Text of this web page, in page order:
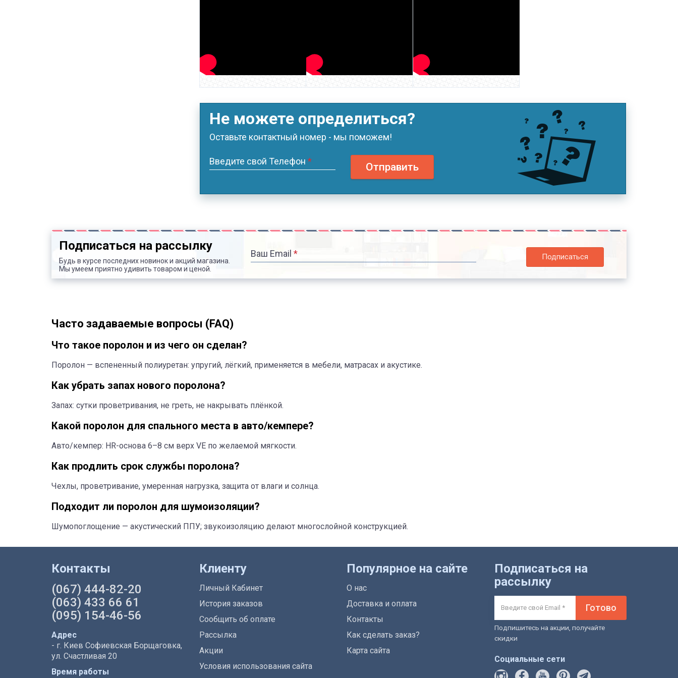
Не можете определиться?
Оставьте контактный номер - мы поможем!
Введите свой Телефон * Отправить
Подписаться на рассылку
Будь в курсе последних новинок и акций магазина.
Мы умеем приятно удивить товаром и ценой.
Ваш Email * Подписаться
Часто задаваемые вопросы (FAQ)
Что такое поролон и из чего он сделан?
Поролон — вспененный полиуретан: упругий, лёгкий, применяется в мебели, матрасах и акустике.
Как убрать запах нового поролона?
Запах: сутки проветривания, не греть, не накрывать плёнкой.
Какой поролон для спального места в авто/кемпере?
Авто/кемпер: HR-основа 6–8 см верх VE по желаемой мягкости.
Как продлить срок службы поролона?
Чехлы, проветривание, умеренная нагрузка, защита от влаги и солнца.
Подходит ли поролон для шумоизоляции?
Шумопоглощение — акустический ППУ; звукоизоляцию делают многослойной конструкцией.
Контакты
(067) 444-82-20
(063) 433 66 61
(095) 154-46-56
Адрес
- г. Киев Софиевская Борщаговка,
ул. Счастливая 20
Время работы
Клиенту
Личный Кабинет
История заказов
Сообщить об оплате
Рассылка
Акции
Условия использования сайта
Популярное на сайте
О нас
Доставка и оплата
Контакты
Как сделать заказ?
Карта сайта
Подписаться на
рассылку
Готово
Подпишитесь на акции, получайте
скидки
Социальные сети